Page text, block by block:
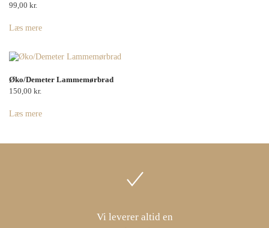
99,00 kr.
Læs mere
Øko/Demeter Lammemørbrad
150,00 kr.
Læs mere
Vi leverer altid en